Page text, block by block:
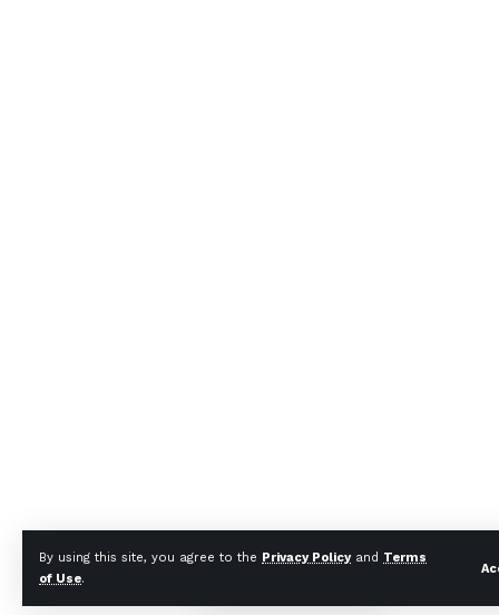
By using this site, you agree to the Privacy Policyand Terms
of Use.